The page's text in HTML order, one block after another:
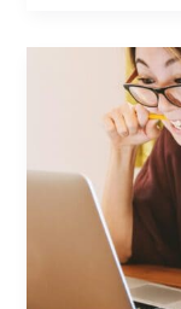
conseils
réussir
études